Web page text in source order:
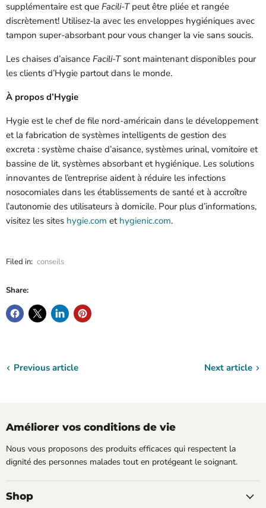
supplémentaire est que Facili-Tpeut être pliée et rangée
discrètement! Utilisez-la avec les enveloppes hygiéniques avec
tampon super-absorbant pour vous changer la vie sans soucis.
Les chaises d’aisance Facili-Tsont maintenant disponibles pour
les clients d’Hygie partout dans le monde.
À propos d’Hygie
Hygie est le chef de file nord-américain dans le développement
et la fabrication de systèmes intelligents de gestion des
excreta : système chaise d’aisance, systèmes urinal, vomitoire et
bassine de lit, systèmes absorbant et hygiénique. Les solutions
innovantes de l’entreprise aident à réduire les infections
nosocomiales dans les établissements de santé et à accroître
l’autonomie des utilisateurs à domicile. Pour plus d’informations,
visitez les sites hygie.com et hygienic.com.
Filed in: conseils
Share:
Previous article Next article
Améliorer vos conditions de vie
Nous vous proposons des produits efficaces qui respectent la
dignité des personnes malades tout en protégeant le soignant.
Shop